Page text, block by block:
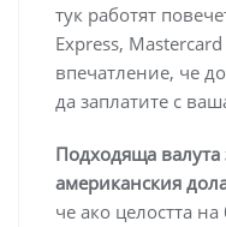
тук работят
Express,
впечатление, че
да заплатите с
Подходяща
американския
че ако целостта